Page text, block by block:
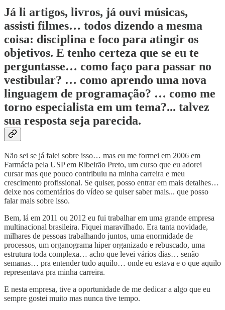
Já li artigos, livros, já ouvi músicas,
assisti filmes… todos dizendo a mesma
coisa: disciplina e foco para atingir os
objetivos. E tenho certeza que se eu te
perguntasse… como faço para passar no
vestibular? … como aprendo uma nova
linguagem de programação? … como me
torno especialista em um tema?... talvez
sua resposta seja parecida.
Não sei se já falei sobre isso… mas eu me formei em 2006 em
Farmácia pela USP em Ribeirão Preto, um curso que eu adorei
cursar mas que pouco contribuiu na minha carreira e meu
crescimento profissional. Se quiser, posso entrar em mais detalhes…
deixe nos comentários do vídeo se quiser saber mais... que posso
falar mais sobre isso.
Bem, lá em 2011 ou 2012 eu fui trabalhar em uma grande empresa
multinacional brasileira. Fiquei maravilhado. Era tanta novidade,
milhares de pessoas trabalhando juntos, uma enormidade de
processos, um organograma hiper organizado e rebuscado, uma
estrutura toda complexa… acho que levei vários dias… senão
semanas… pra entender tudo aquilo… onde eu estava e o que aquilo
representava pra minha carreira.
E nesta empresa, tive a oportunidade de me dedicar a algo que eu
sempre gostei muito mas nunca tive tempo.